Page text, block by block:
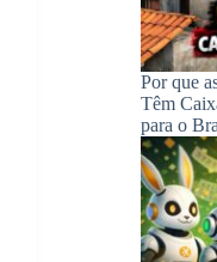
Por que
Têm
para o